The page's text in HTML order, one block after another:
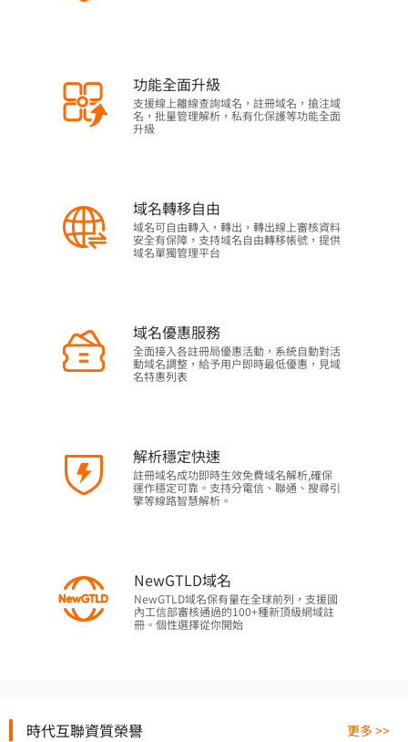
功能全面升級
支援線上離線查詢域名，註冊域名，搶注域
名，批量管理解析，私有化保護等功能全面
升級
域名轉移自由
域名可自由轉入，轉出，轉出線上審核資料
安全有保障，支持域名自由轉移帳號，提供
域名單獨管理平台
域名優惠服務
全面接入各註冊局優惠活動，系統自動對活
動域名調整，給予用户即時最低優惠，見域
名特惠列表
解析穩定快速
註冊域名成功即時生效免費域名解析,確保
運作穩定可靠。支持分電信、聯通、搜尋引
擎等線路智慧解析。
NewGTLD域名
NewGTLD域名保有量在全球前列，支援國
內工信部審核通過的100+種新頂級網域註
冊。個性選擇從你開始
時代互聯資質榮譽 更多 >>